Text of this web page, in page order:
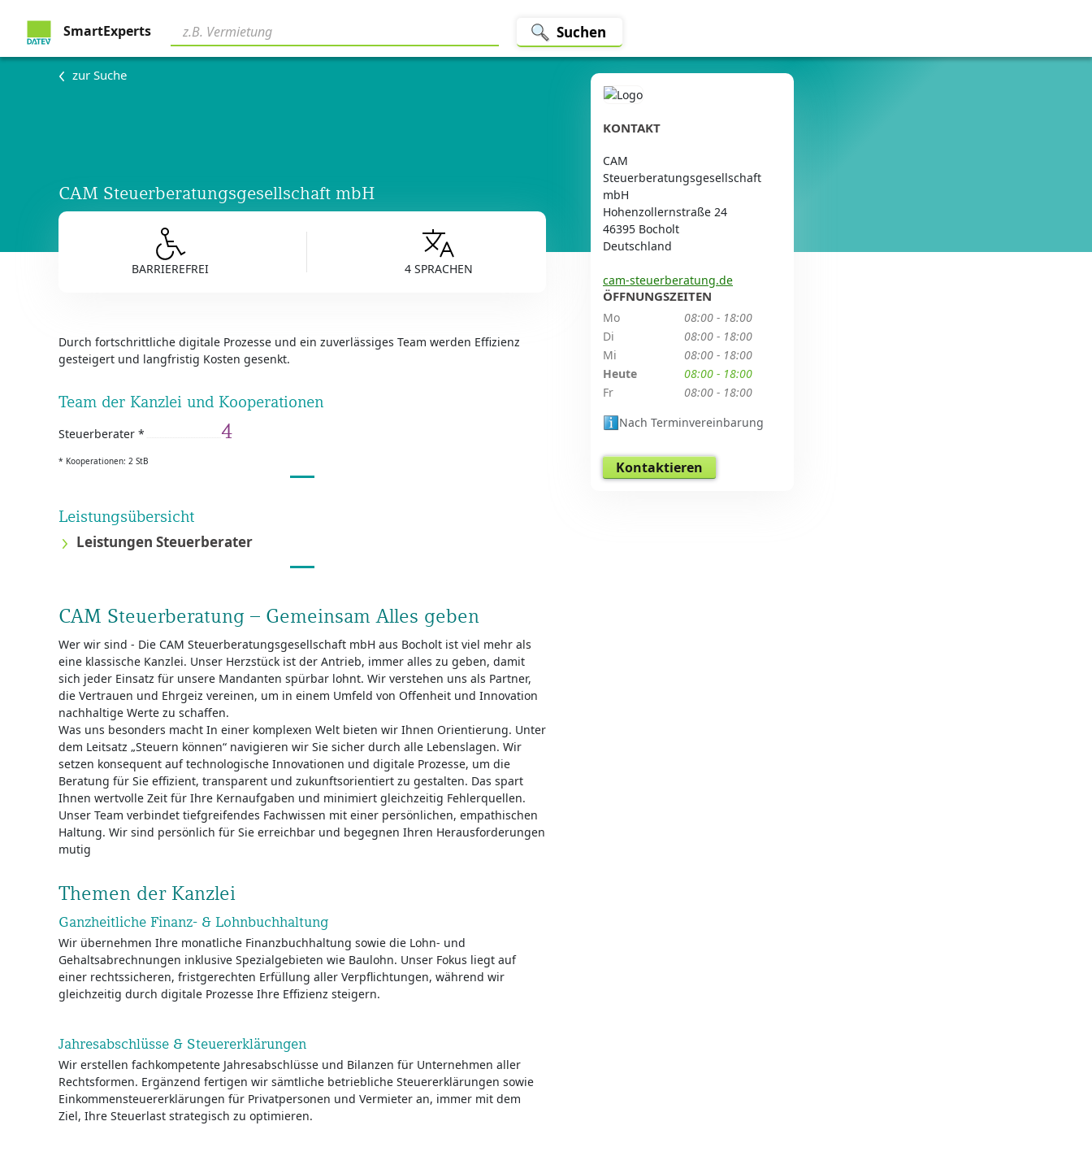
SmartExperts Suchen
zur Suche
CAM Steuerberatungsgesellschaft mbH
BARRIEREFREI 4 SPRACHEN
Durch fortschrittliche digitale Prozesse und ein zuverlässiges Team werden Effizienz
gesteigert und langfristig Kosten gesenkt.
Team der Kanzlei und Kooperationen
Steuerberater * 4
* Kooperationen: 2 StB
Leistungsübersicht
Leistungen Steuerberater
CAM Steuerberatung – Gemeinsam Alles geben
Wer wir sind - Die CAM Steuerberatungsgesellschaft mbH aus Bocholt ist viel mehr als
eine klassische Kanzlei. Unser Herzstück ist der Antrieb, immer alles zu geben, damit
sich jeder Einsatz für unsere Mandanten spürbar lohnt. Wir verstehen uns als Partner,
die Vertrauen und Ehrgeiz vereinen, um in einem Umfeld von Offenheit und Innovation
nachhaltige Werte zu schaffen.
Was uns besonders macht In einer komplexen Welt bieten wir Ihnen Orientierung. Unter
dem Leitsatz „Steuern können“ navigieren wir Sie sicher durch alle Lebenslagen. Wir
setzen konsequent auf technologische Innovationen und digitale Prozesse, um die
Beratung für Sie effizient, transparent und zukunftsorientiert zu gestalten. Das spart
Ihnen wertvolle Zeit für Ihre Kernaufgaben und minimiert gleichzeitig Fehlerquellen.
Unser Team verbindet tiefgreifendes Fachwissen mit einer persönlichen, empathischen
Haltung. Wir sind persönlich für Sie erreichbar und begegnen Ihren Herausforderungen
mutig
Themen der Kanzlei
Ganzheitliche Finanz- & Lohnbuchhaltung
Wir übernehmen Ihre monatliche Finanzbuchhaltung sowie die Lohn- und
Gehaltsabrechnungen inklusive Spezialgebieten wie Baulohn. Unser Fokus liegt auf
einer rechtssicheren, fristgerechten Erfüllung aller Verpflichtungen, während wir
gleichzeitig durch digitale Prozesse Ihre Effizienz steigern.
Jahresabschlüsse & Steuererklärungen
Wir erstellen fachkompetente Jahresabschlüsse und Bilanzen für Unternehmen aller
Rechtsformen. Ergänzend fertigen wir sämtliche betriebliche Steuererklärungen sowie
Einkommensteuererklärungen für Privatpersonen und Vermieter an, immer mit dem
Ziel, Ihre Steuerlast strategisch zu optimieren.
KONTAKT
CAM
Steuerberatungsgesellschaft
mbH
Hohenzollernstraße 24
46395 Bocholt
Deutschland
cam-steuerberatung.de
ÖFFNUNGSZEITEN
Mo
08:00 - 18:00
Di
08:00 - 18:00
Mi
08:00 - 18:00
Heute
08:00 - 18:00
Fr
08:00 - 18:00
Nach Terminvereinbarung
Kontaktieren